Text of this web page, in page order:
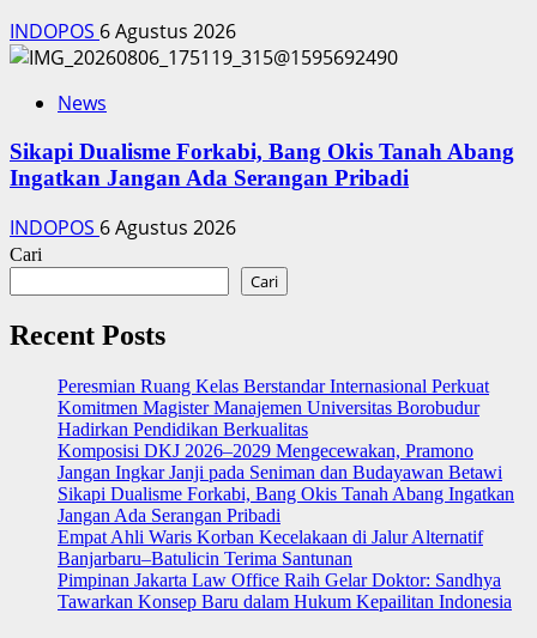
INDOPOS 6 Agustus 2026
News
Sikapi Dualisme Forkabi, Bang Okis Tanah Abang
Ingatkan Jangan Ada Serangan Pribadi
INDOPOS 6 Agustus 2026
Cari
Cari
Recent Posts
Peresmian Ruang Kelas Berstandar Internasional Perkuat
Komitmen Magister Manajemen Universitas Borobudur
Hadirkan Pendidikan Berkualitas
Komposisi DKJ 2026–2029 Mengecewakan, Pramono
Jangan Ingkar Janji pada Seniman dan Budayawan Betawi
Sikapi Dualisme Forkabi, Bang Okis Tanah Abang Ingatkan
Jangan Ada Serangan Pribadi
Empat Ahli Waris Korban Kecelakaan di Jalur Alternatif
Banjarbaru–Batulicin Terima Santunan
Pimpinan Jakarta Law Office Raih Gelar Doktor: Sandhya
Tawarkan Konsep Baru dalam Hukum Kepailitan Indonesia